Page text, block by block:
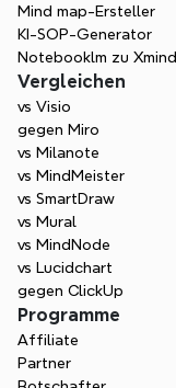
Mind map-Ersteller
KI-SOP-Generator
Notebooklm zu Xmind
Vergleichen
vs Visio
gegen Miro
vs Milanote
vs MindMeister
vs SmartDraw
vs Mural
vs MindNode
vs Lucidchart
gegen ClickUp
Programme
Affiliate
Partner